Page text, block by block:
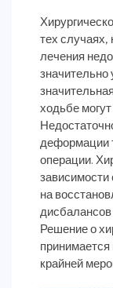
тех случаях,
лечения
ходьбе
деформации
операции.
зависимости
на
Решение о
крайней